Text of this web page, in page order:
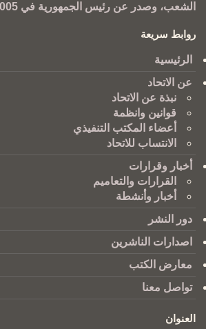
الشعب، وصدر عن رئيس الجمهورية في 26/5/2005
روابط سريعة
الرئيسية
عن الاتحاد
نبذة عن الاتحاد
قوانين وانظمة
أعضاء المكتب التنفيذي
الانتساب للاتحاد
أخبار وقرارات
القرارات والتعاميم
أخبار وأنشطة
دور النشر
اصدارات الناشرين
معارض الكتب
تواصل معنا
العنوان